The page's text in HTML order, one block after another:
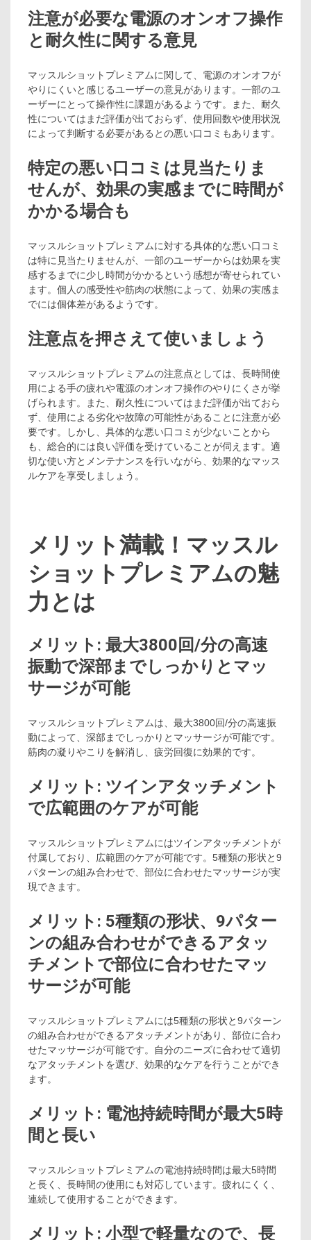
注意が必要な電源のオンオフ操作
と耐久性に関する意見
マッスルショットプレミアムに関して、電源のオンオフが
やりにくいと感じるユーザーの意見があります。一部のユ
ーザーにとって操作性に課題があるようです。また、耐久
性についてはまだ評価が出ておらず、使用回数や使用状況
によって判断する必要があるとの悪い口コミもあります。
特定の悪い口コミは見当たりま
せんが、効果の実感までに時間が
かかる場合も
マッスルショットプレミアムに対する具体的な悪い口コミ
は特に見当たりませんが、一部のユーザーからは効果を実
感するまでに少し時間がかかるという感想が寄せられてい
ます。個人の感受性や筋肉の状態によって、効果の実感ま
でには個体差があるようです。
注意点を押さえて使いましょう
マッスルショットプレミアムの注意点としては、長時間使
用による手の疲れや電源のオンオフ操作のやりにくさが挙
げられます。また、耐久性についてはまだ評価が出ておら
ず、使用による劣化や故障の可能性があることに注意が必
要です。しかし、具体的な悪い口コミが少ないことから
も、総合的には良い評価を受けていることが伺えます。適
切な使い方とメンテナンスを行いながら、効果的なマッス
ルケアを享受しましょう。
メリット満載！マッスル
ショットプレミアムの魅
力とは
メリット: 最大3800回/分の高速
振動で深部までしっかりとマッ
サージが可能
マッスルショットプレミアムは、最大3800回/分の高速振
動によって、深部までしっかりとマッサージが可能です。
筋肉の凝りやこりを解消し、疲労回復に効果的です。
メリット: ツインアタッチメント
で広範囲のケアが可能
マッスルショットプレミアムにはツインアタッチメントが
付属しており、広範囲のケアが可能です。5種類の形状と9
パターンの組み合わせで、部位に合わせたマッサージが実
現できます。
メリット: 5種類の形状、9パター
ンの組み合わせができるアタッ
チメントで部位に合わせたマッ
サージが可能
マッスルショットプレミアムには5種類の形状と9パターン
の組み合わせができるアタッチメントがあり、部位に合わ
せたマッサージが可能です。自分のニーズに合わせて適切
なアタッチメントを選び、効果的なケアを行うことができ
ます。
メリット: 電池持続時間が最大5時
間と長い
マッスルショットプレミアムの電池持続時間は最大5時間
と長く、長時間の使用にも対応しています。疲れにくく、
連続して使用することができます。
メリット: 小型で軽量なので、長